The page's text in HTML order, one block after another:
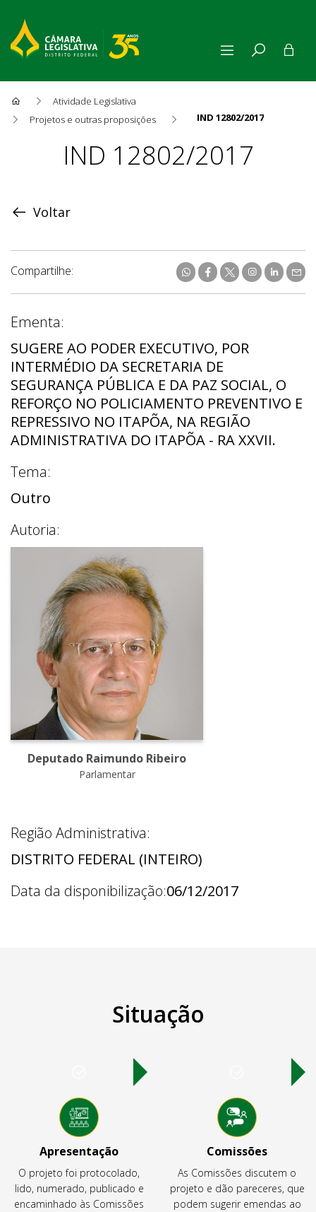
Atividade Legislativa
Projetos e outras proposições
IND 12802/2017
ProposiçãoIND 12802/2017
Voltar
Compartilhe:
Ementa:
SUGERE AO PODER EXECUTIVO, POR
INTERMÉDIO DA SECRETARIA DE
SEGURANÇA PÚBLICA E DA PAZ SOCIAL, O
REFORÇO NO POLICIAMENTO PREVENTIVO E
REPRESSIVO NO ITAPÕA, NA REGIÃO
ADMINISTRATIVA DO ITAPÕA - RA XXVII.
Tema:
Outro
Autoria:
Deputado Raimundo Ribeiro
Parlamentar
Região Administrativa:
DISTRITO FEDERAL (INTEIRO)
Data da disponibilização:06/12/2017
Situação
Apresentação
O projeto foi protocolado,
lido, numerado, publicado e
encaminhado às Comissões
Comissões
As Comissões discutem o
projeto e dão pareceres, que
podem sugerir emendas ao